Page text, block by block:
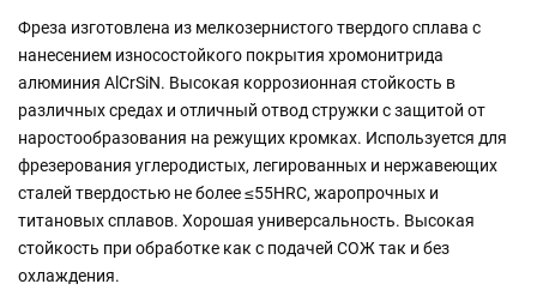
Фреза изготовлена из мелкозернистого твердого сплава с
нанесением износостойкого покрытия хромонитрида
алюминия AlCrSiN. Высокая коррозионная стойкость в
различных средах и отличный отвод стружки с защитой от
наростообразования на режущих кромках. Используется для
фрезерования углеродистых, легированных и нержавеющих
сталей твердостью не более ≤55HRC, жаропрочных и
титановых сплавов. Хорошая универсальность. Высокая
стойкость при обработке как с подачей СОЖ так и без
охлаждения.